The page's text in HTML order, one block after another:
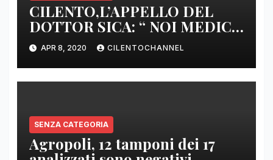
CILENTO,L’APPELLO DEL
DOTTOR SICA: “ NOI MEDICI
DI BASE SIAMO SENZA ARMI
E SENZA PRESIDI”
APR 8, 2020 CILENTOCHANNEL
SENZA CATEGORIA
Agropoli, 12 tamponi dei 17